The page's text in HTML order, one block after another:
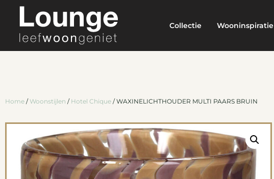
Collectie Wooninspiratie
Home / Woonstijlen / Hotel Chique / WAXINELICHTHOUDER MULTI PAARS BRUIN